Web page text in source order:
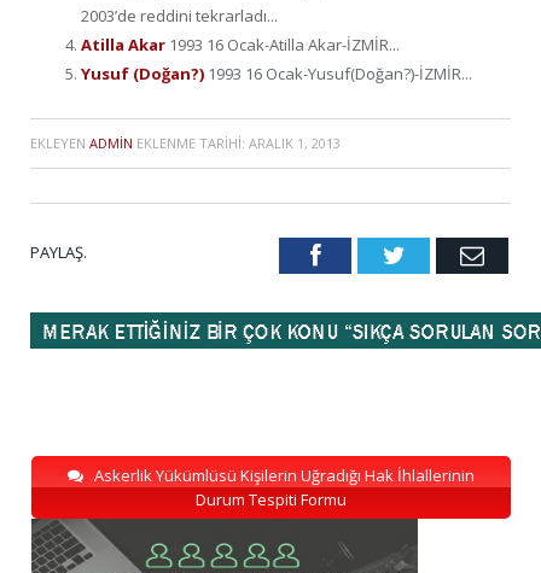
2003’de reddini tekrarladı...
Atilla Akar 1993 16 Ocak-Atilla Akar-İZMİR...
Yusuf (Doğan?) 1993 16 Ocak-Yusuf(Doğan?)-İZMİR...
EKLEYEN ADMIN EKLENME TARIHI: ARALIK 1, 2013
PAYLAŞ. FacebookTwitter Email
Askerlik Yükümlüsü Kişilerin Uğradığı Hak İhlallerinin
Durum Tespiti Formu